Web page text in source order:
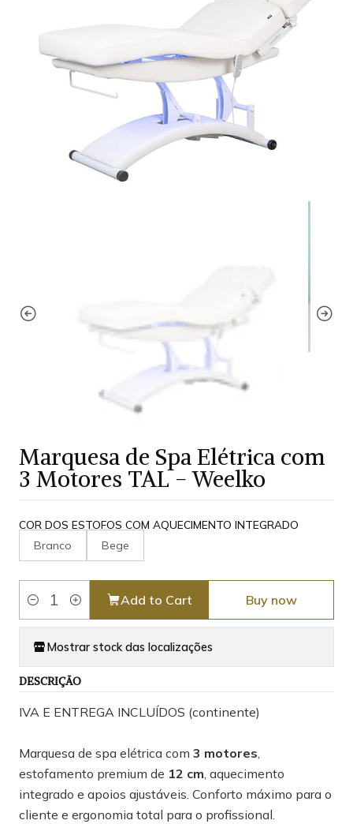
Marquesa de Spa Elétrica com
3 Motores TAL - Weelko
COR DOS ESTOFOS COM AQUECIMENTO INTEGRADO
Branco Bege
Quantity
Add to Cart Buy now
Mostrar stock das localizações
DESCRIÇÃO
IVA E ENTREGA INCLUÍDOS (continente)
Marquesa de spa elétrica com 3 motores,
estofamento premium de 12 cm, aquecimento
integrado e apoios ajustáveis. Conforto máximo para o
cliente e ergonomia total para o profissional.